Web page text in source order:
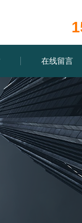
在线留言